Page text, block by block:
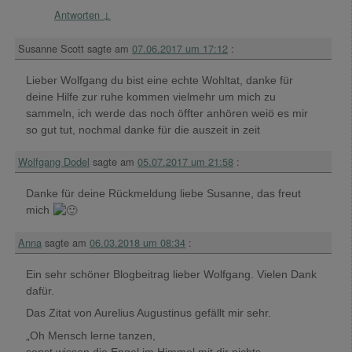
Antworten ↓
Susanne Scott sagte am 07.06.2017 um 17:12 :
Lieber Wolfgang du bist eine echte Wohltat, danke für
deine Hilfe zur ruhe kommen vielmehr um mich zu
sammeln, ich werde das noch öffter anhören weiö es mir
so gut tut, nochmal danke für die auszeit in zeit
Wolfgang Dodel sagte am 05.07.2017 um 21:58 :
Danke für deine Rückmeldung liebe Susanne, das freut
mich
Anna sagte am 06.03.2018 um 08:34 :
Ein sehr schöner Blogbeitrag lieber Wolfgang. Vielen Dank
dafür.
Das Zitat von Aurelius Augustinus gefällt mir sehr.
„Oh Mensch lerne tanzen,